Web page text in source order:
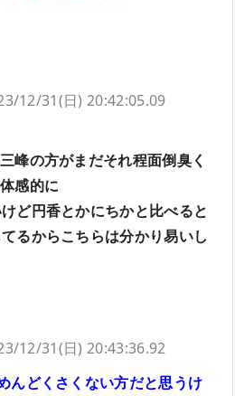
12/31(日) 20:42:05.09
峰の方がまだそれ程面倒臭く
感的に
ど円香とかにちかと比べると
るからこちらは分かり易いし
12/31(日) 20:43:36.92
んどくさくない方だと思うけ